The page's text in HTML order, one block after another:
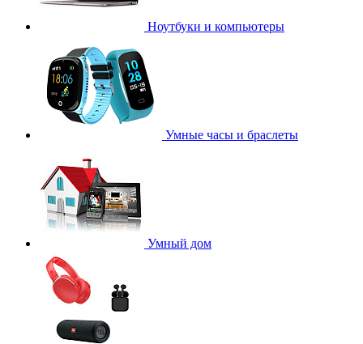
Ноутбуки и компьютеры
Умные часы и браслеты
Умный дом